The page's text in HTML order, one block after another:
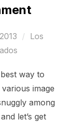
Los
way to
image
among
let’s get